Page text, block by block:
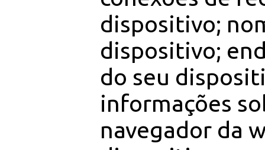
dispositivo;
dispositivo;
do seu
informações
navegador da